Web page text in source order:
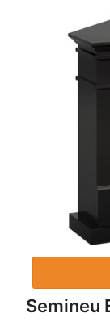
Semineu